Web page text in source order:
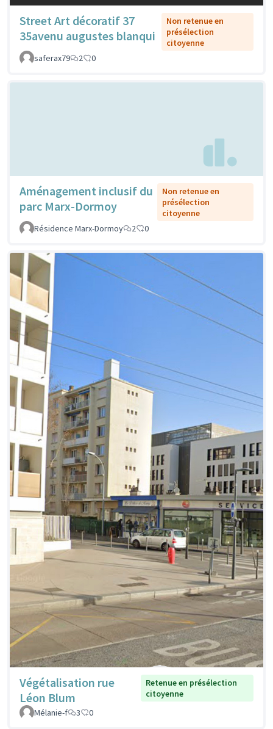
Street Art décoratif 37
35avenu augustes blanqui
Non retenue en
présélection
citoyenne
saferax79
2 0
Aménagement inclusif du
parc Marx-Dormoy
Non retenue en
présélection
citoyenne
Résidence Marx-Dormoy
2 0
Végétalisation rue
Léon Blum
Retenue en présélection
citoyenne
Mélanie-f
3 0